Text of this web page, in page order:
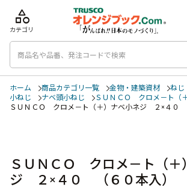
category
カテゴリ
ホーム 商品カテゴリ一覧 金物・建築資材
ねじ
小ねじ
ナベ頭小ねじ
ＳＵＮＣＯ クロメ－ト（
ＳＵＮＣＯ クロメ－ト（＋）ナベ小ネジ ２×４０
ＳＵＮＣＯ クロメ－ト（＋
ジ ２×４０ （６０本入）